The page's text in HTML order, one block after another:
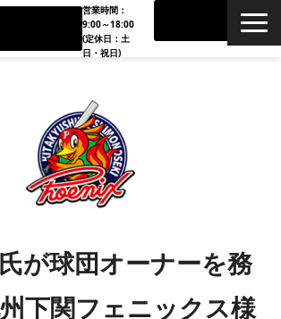
営業時間：
9:00～18:00
(定休日：土
日・祝日)
が球団オーナーを務
下関フェニックス様